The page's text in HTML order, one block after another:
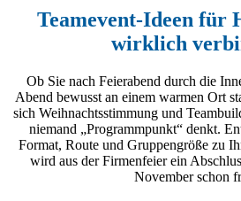
Teamevent-Ideen für
wirklich
Ob Sie nach Feierabend durch die
Abend bewusst an einem warmen Ort
sich Weihnachtsstimmung und
niemand „Programmpunkt“ denkt.
Format, Route und Gruppengröße zu
wird aus der Firmenfeier ein
November schon